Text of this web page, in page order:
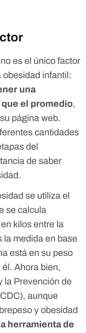
es el único factor
obesidad infantil:
una
el promedio,
página web.
cantidades
del
de saber
se utiliza el
se calcula
kilos entre la
la medida en base
está en su peso
Ahora bien,
la Prevención de
aunque
y obesidad
herramienta de